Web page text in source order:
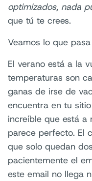
optimizados, nada
que tú te crees.
Veamos lo que
El verano está a la
temperaturas son
ganas de irse de
encuentra en tu
increíble que está a
parece perfecto. El
que solo quedan
pacientemente el
este email no llega